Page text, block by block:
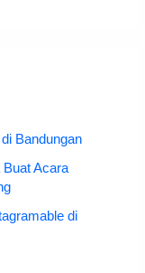
Bandungan
Buat Acara
di